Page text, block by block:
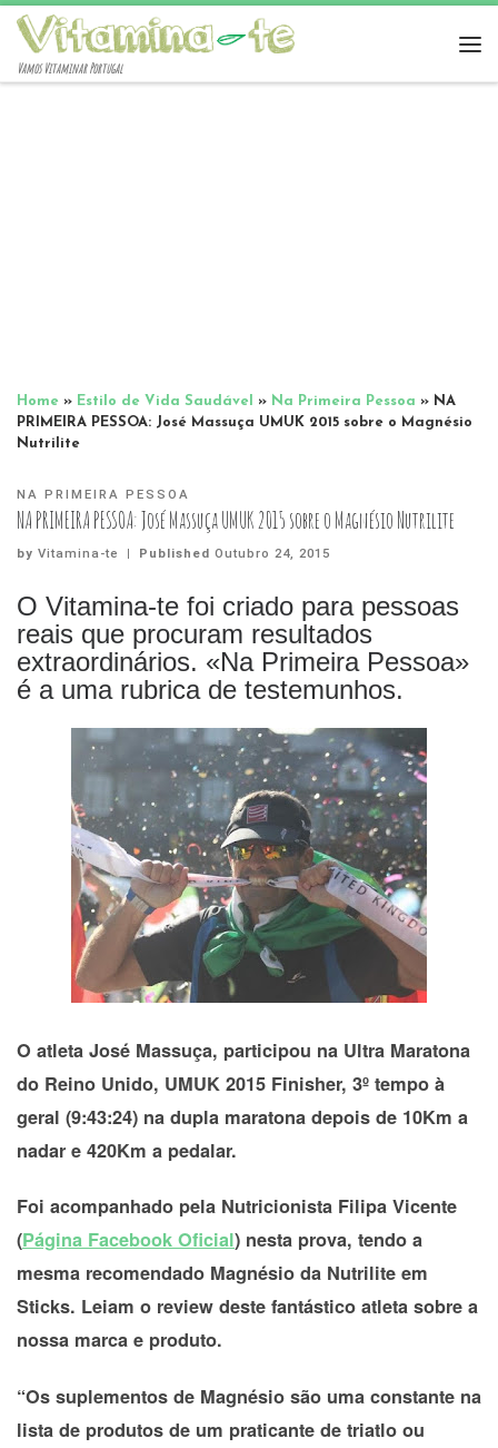
Vamos Vitaminar Portugal
Home » Estilo de Vida Saudável » Na Primeira Pessoa » NA
PRIMEIRA PESSOA: José Massuça UMUK 2015 sobre o Magnésio
Nutrilite
NA PRIMEIRA PESSOA
NA PRIMEIRA PESSOA: José Massuça UMUK 2015 sobre o Magnésio Nutrilite
by Vitamina-te | PublishedOutubro 24, 2015
O Vitamina-te foi criado para pessoas
reais que procuram resultados
extraordinários. «Na Primeira Pessoa»
é a uma rubrica de testemunhos.
O atleta José Massuça, participou na Ultra Maratona
do Reino Unido, UMUK 2015 Finisher, 3º tempo à
geral (9:43:24) na dupla maratona depois de 10Km a
nadar e 420Km a pedalar.
Foi acompanhado pela Nutricionista Filipa Vicente
(Página Facebook Oficial) nesta prova, tendo a
mesma recomendado Magnésio da Nutrilite em
Sticks. Leiam o review deste fantástico atleta sobre a
nossa marca e produto.
“Os suplementos de Magnésio são uma constante na
lista de produtos de um praticante de triatlo ou